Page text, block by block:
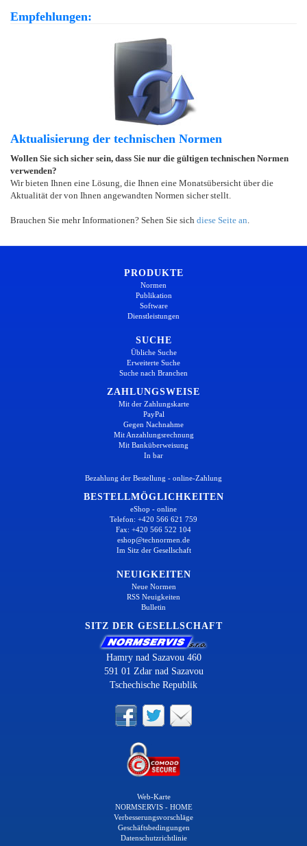
Empfehlungen:
Aktualisierung der technischen Normen
Wollen Sie sich sicher sein, dass Sie nur die gültigen technischen Normen
verwenden?
Wir bieten Ihnen eine Lösung, die Ihnen eine Monatsübersicht über die
Aktualität der von Ihnen angewandten Normen sicher stellt.
Brauchen Sie mehr Informationen? Sehen Sie sich diese Seite an
PRODUKTE
Normen
Publikation
Software
Dienstleistungen
SUCHE
Übliche Suche
Erweiterte Suche
Suche nach Branchen
ZAHLUNGSWEISE
Mit der Zahlungskarte
PayPal
Gegen Nachnahme
Mit Anzahlungsrechnung
Mit Banküberweisung
In bar
Bezahlung der Bestellung - online-Zahlung
BESTELLMÖGLICHKEITEN
eShop - online
Telefon: +420 566 621 759
Fax: +420 566 522 104
eshop@technormen.de
Im Sitz der Gesellschaft
NEUIGKEITEN
Neue Normen
RSS Neuigkeiten
Bulletin
SITZ DER GESELLSCHAFT
Hamry nad Sazavou 460
591 01 Zdar nad Sazavou
Tschechische Republik
Web-Karte
NORMSERVIS - HOME
Verbesserungsvorschläge
Geschäftsbedingungen
Datenschutzrichtlinie